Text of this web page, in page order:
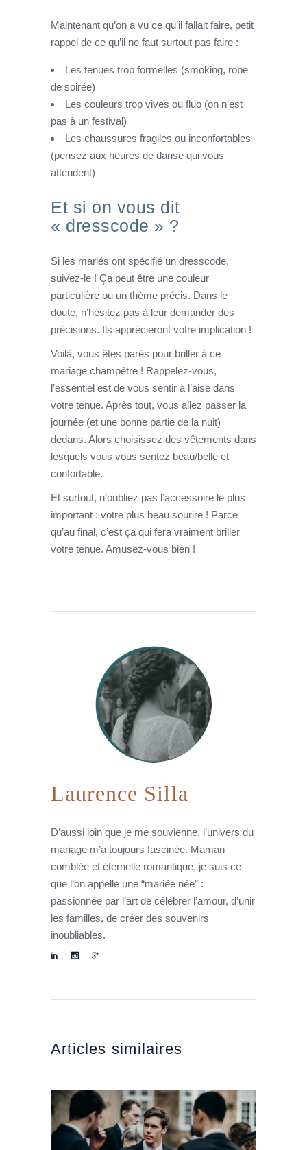
Maintenant qu’on a vu ce qu’il fallait faire, petit
rappel de ce qu’il ne faut surtout pas faire :
Les tenues trop formelles (smoking, robe
de soirée)
Les couleurs trop vives ou fluo (on n’est
pas à un festival)
Les chaussures fragiles ou inconfortables
(pensez aux heures de danse qui vous
attendent)
Et si on vous dit
« dresscode » ?
Si les mariés ont spécifié un dresscode,
suivez-le ! Ça peut être une couleur
particulière ou un thème précis. Dans le
doute, n’hésitez pas à leur demander des
précisions. Ils apprécieront votre implication !
Voilà, vous êtes parés pour briller à ce
mariage champêtre ! Rappelez-vous,
l’essentiel est de vous sentir à l’aise dans
votre tenue. Après tout, vous allez passer la
journée (et une bonne partie de la nuit)
dedans. Alors choisissez des vêtements dans
lesquels vous vous sentez beau/belle et
confortable.
Et surtout, n’oubliez pas l’accessoire le plus
important : votre plus beau sourire ! Parce
qu’au final, c’est ça qui fera vraiment briller
votre tenue. Amusez-vous bien !
Laurence Silla
D’aussi loin que je me souvienne, l’univers du
mariage m’a toujours fascinée. Maman
comblée et éternelle romantique, je suis ce
que l’on appelle une “mariée née” :
passionnée par l’art de célébrer l’amour, d’unir
les familles, de créer des souvenirs
inoubliables.
Articles similaires